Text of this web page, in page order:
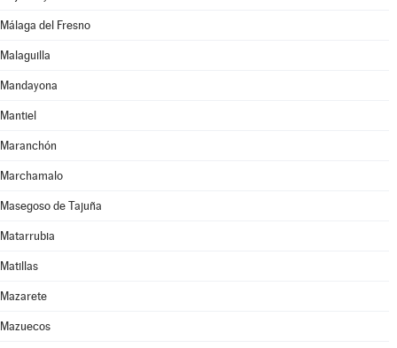
Málaga del Fresno
Malaguilla
Mandayona
Mantiel
Maranchón
Marchamalo
Masegoso de Tajuña
Matarrubia
Matillas
Mazarete
Mazuecos